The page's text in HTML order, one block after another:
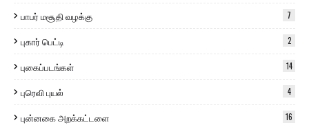
பாபர் மசூதி வழக்கு 7
புகார் பெட்டி 2
புகைப்படங்கள் 14
புரெவி புயல் 4
புன்னகை அறக்கட்டளை 16